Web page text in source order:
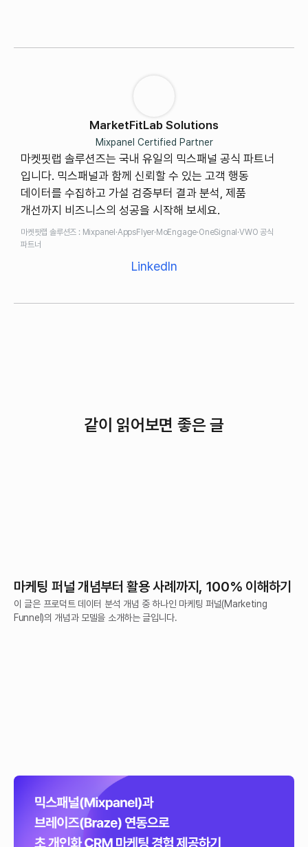
MarketFitLab Solutions
Mixpanel Certified Partner
마켓핏랩 솔루션즈는 국내 유일의 믹스패널 공식 파트너
입니다. 믹스패널과 함께 신뢰할 수 있는 고객 행동
데이터를 수집하고 가설 검증부터 결과 분석, 제품
개선까지 비즈니스의 성공을 시작해 보세요.
마켓핏랩 솔루션즈 : Mixpanel·AppsFlyer·MoEngage·OneSignal·VWO 공식
파트너
LinkedIn
같이 읽어보면 좋은 글
마케팅 퍼널 개념부터 활용 사례까지, 100% 이해하기
이 글은 프로덕트 데이터 분석 개념 중 하나인 마케팅 퍼널(Marketing
Funnel)의 개념과 모델을 소개하는 글입니다.‍
믹스패널(Mixpanel)과 브레이즈(Braze) 연동으로
초 개인화 CRM 마케팅 경험 제공하기
PA툴인 믹스패널과, CRM 툴인 브레이즈를 왜 연동해야 할까요? 두 툴의
연동 방법과 그 효과에 대해 설명합니다.